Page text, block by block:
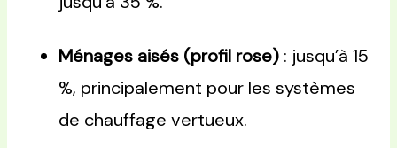
Ménages aisés (profil rose) : jusqu’à 15
%, principalement pour les systèmes
de chauffage vertueux.